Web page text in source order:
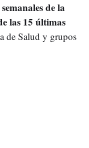
de la
las 15 últimas
de Salud y grupos